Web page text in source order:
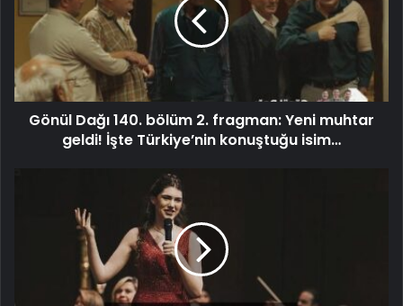
Gönül Dağı 140. bölüm 2. fragman: Yeni muhtar
geldi! İşte Türkiye’nin konuştuğu isim…